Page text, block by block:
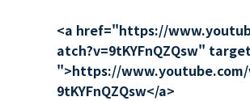
<a href="https://
atch?v=9tKYFnQZQsw"
">https://
9tKYFnQZQsw</a>